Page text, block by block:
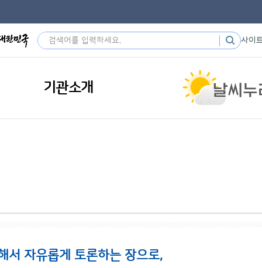
사이
기관소개
서 자유롭게 토론하는 장으로,